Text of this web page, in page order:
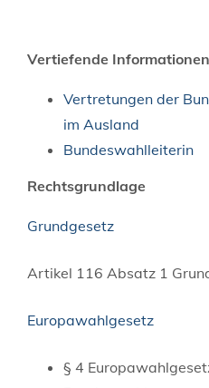
Vertiefende Informationen
Vertretungen der
im Ausland
Bundeswahlleiterin
Rechtsgrundlage
Grundgesetz
Artikel 116 Absatz 1
Europawahlgesetz
§ 4